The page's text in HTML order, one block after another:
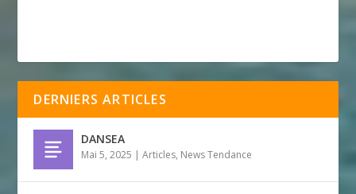
DERNIERS ARTICLES
DANSEA
Mai 5, 2025 |Articles, News Tendance